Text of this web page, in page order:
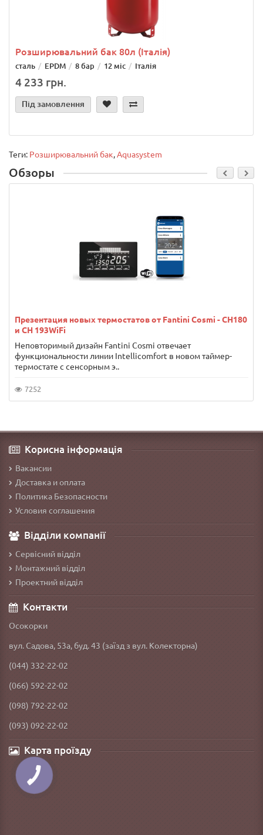
Розширювальний бак 80л (Італія)
сталь EPDM 8 бар 12 міс Італія
4 233 грн.
Під замовлення
Теги: Розширювальний бак,Aquasystem
Обзоры
Презентация новых термостатов от Fantini Cosmi - CH180
и CH 193WiFi
Неповторимый дизайн Fantini Cosmi отвечает
функциональности линии Intellicomfort в новом таймер-
термостате с сенсорным э..
7252
Корисна інформація
Вакансии
Доставка и оплата
Политика Безопасности
Условия соглашения
Відділи компанії
Сервісний відділ
Монтажний відділ
Проектний відділ
Контакти
Осокорки
вул. Садова, 53а, буд. 43 (заїзд з вул. Колекторна)
(044) 332-22-02
(066) 592-22-02
(098) 792-22-02
(093) 092-22-02
Карта проїзду